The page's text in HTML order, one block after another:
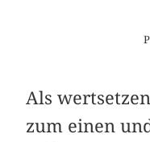
Als
zum einen